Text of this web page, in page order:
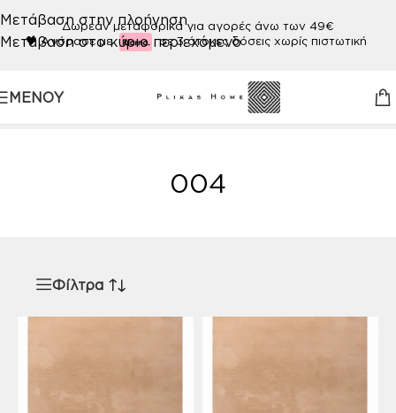
Μετάβαση στην πλοήγηση
Μετάβαση στο κύριο περιεχόμενο
Δωρεάν μεταφορικά για αγορές άνω των 49€
🖤Αγόρασε με σε 3 άτοκες δόσεις χωρίς πιστωτική
ΜΕΝΟΎ
004
004
Φίλτρα